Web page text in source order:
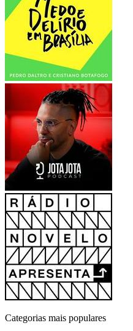
Categorias mais populares